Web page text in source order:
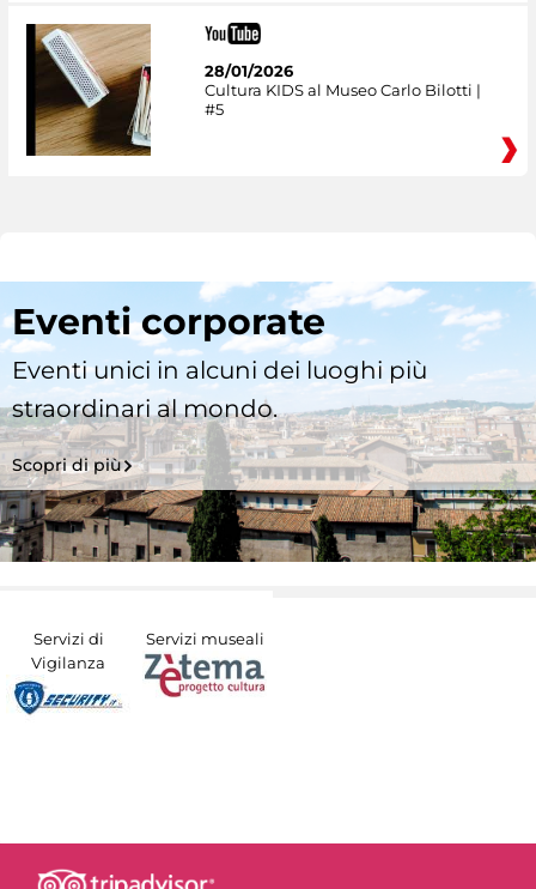
28/01/2026
Cultura KIDS al Museo Carlo Bilotti |
#5
Eventi corporate
Eventi unici in alcuni dei luoghi più
straordinari al mondo.
Scopri di più
Servizi di
Vigilanza
Servizi museali